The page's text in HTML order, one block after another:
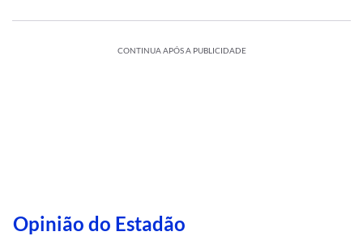
CONTINUA APÓS A PUBLICIDADE
Opinião do Estadão